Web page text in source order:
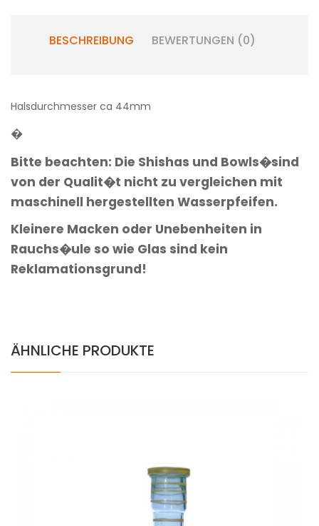
BESCHREIBUNG BEWERTUNGEN (0)
Halsdurchmesser ca 44mm
�
Bitte beachten: Die Shishas und Bowls�sind
von der Qualit�t nicht zu vergleichen mit
maschinell hergestellten Wasserpfeifen.
Kleinere Macken oder Unebenheiten in
Rauchs�ule so wie Glas sind kein
Reklamationsgrund!
ÄHNLICHE PRODUKTE